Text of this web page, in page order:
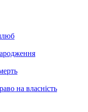
на власність